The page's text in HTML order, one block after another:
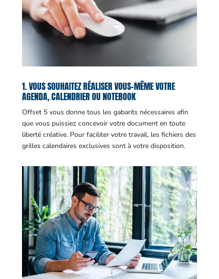
1. VOUS SOUHAITEZ RÉALISER VOUS-MÊME VOTRE
AGENDA, CALENDRIER OU NOTEBOOK
Offset 5 vous donne tous les gabarits nécessaires afin
que vous puissiez concevoir votre document en toute
liberté créative. Pour faciliter votre travail, les fichiers des
grilles calendaires exclusives sont à votre disposition.